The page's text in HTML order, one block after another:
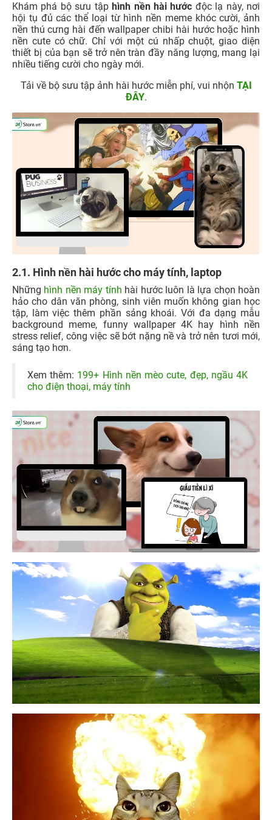
Khám phá bộ sưu tậphình nền hài hước độc lạ này, nơi
hội tụ đủ các thể loại từ hình nền meme khóc cười, ảnh
nền thú cưng hài đến wallpaper chibi hài hước hoặc hình
nền cute có chữ. Chỉ với một cú nhấp chuột, giao diện
thiết bị của bạn sẽ trở nên tràn đầy năng lượng, mang lại
nhiều tiếng cười cho ngày mới.
Tải về bộ sưu tập ảnh hài hước miễn phí, vui nhộn TẠI
ĐÂY.
2.1. Hình nền hài hước cho máy tính, laptop
Những hình nền máy tính hài hước luôn là lựa chọn hoàn
hảo cho dân văn phòng, sinh viên muốn không gian học
tập, làm việc thêm phần sảng khoái. Với đa dạng mẫu
background meme, funny wallpaper 4K hay hình nền
stress relief, công việc sẽ bớt nặng nề và trở nên tươi mới,
sáng tạo hơn.
Xem thêm: 199+ Hình nền mèo cute, đẹp, ngầu 4K
cho điện thoại, máy tính